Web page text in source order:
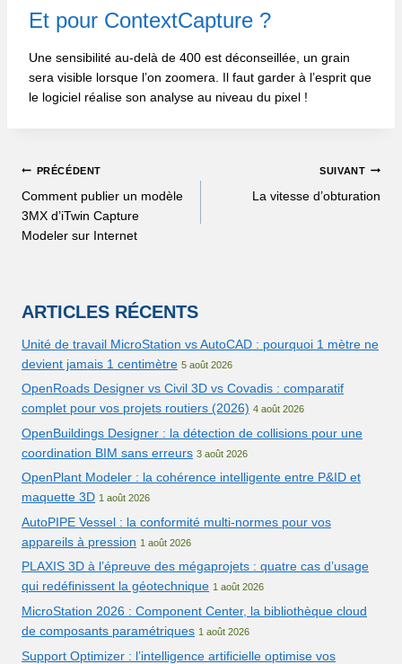
Et pour ContextCapture ?
Une sensibilité au-delà de 400 est déconseillée, un grain
sera visible lorsque l’on zoomera. Il faut garder à l’esprit que
le logiciel réalise son analyse au niveau du pixel !
PRÉCÉDENT
Comment publier un modèle
3MX d’iTwin Capture
Modeler sur Internet
SUIVANT
La vitesse d’obturation
ARTICLES RÉCENTS
Unité de travail MicroStation vs AutoCAD : pourquoi 1 mètre ne
devient jamais 1 centimètre 5 août 2026
OpenRoads Designer vs Civil 3D vs Covadis : comparatif
complet pour vos projets routiers (2026) 4 août 2026
OpenBuildings Designer : la détection de collisions pour une
coordination BIM sans erreurs 3 août 2026
OpenPlant Modeler : la cohérence intelligente entre P&ID et
maquette 3D 1 août 2026
AutoPIPE Vessel : la conformité multi-normes pour vos
appareils à pression 1 août 2026
PLAXIS 3D à l’épreuve des mégaprojets : quatre cas d’usage
qui redéfinissent la géotechnique 1 août 2026
MicroStation 2026 : Component Center, la bibliothèque cloud
de composants paramétriques 1 août 2026
Support Optimizer : l’intelligence artificielle optimise vos